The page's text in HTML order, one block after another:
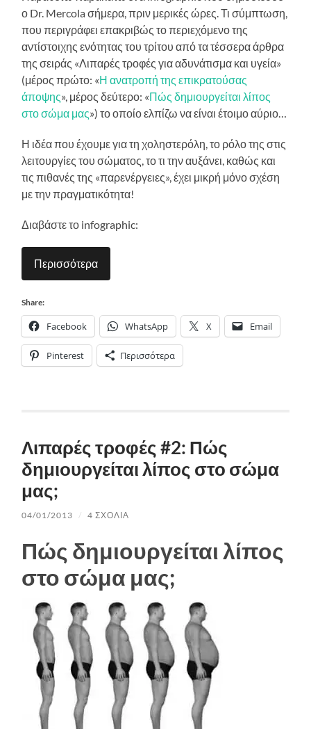
ο Dr. Mercola σήμερα, πριν μερικές ώρες. Τι σύμπτωση,
που περιγράφει επακριβώς το περιεχόμενο της
αντίστοιχης ενότητας του τρίτου από τα τέσσερα άρθρα
της σειράς «Λιπαρές τροφές για αδυνάτισμα και υγεία»
(μέρος πρώτο: «Η ανατροπή της επικρατούσας
άποψης», μέρος δεύτερο: «Πώς δημιουργείται λίπος
στο σώμα μας») το οποίο ελπίζω να είναι έτοιμο αύριο…
Η ιδέα που έχουμε για τη χοληστερόλη, το ρόλο της στις
λειτουργίες του σώματος, το τι την αυξάνει, καθώς και
τις πιθανές της «παρενέργειες», έχει μικρή μόνο σχέση
με την πραγματικότητα!
Διαβάστε το infographic:
Περισσότερα
Share:
Facebook WhatsApp X Email
Pinterest Περισσότερα
Λιπαρές τροφές #2: Πώς
δημιουργείται λίπος στο σώμα
μας;
04/01/2013 / 4 ΣΧΌΛΙΑ
Πώς δημιουργείται λίπος
στο σώμα μας;